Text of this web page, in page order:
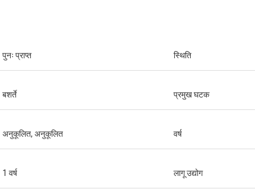
पुनः प्राप्त स्थिति
बशर्ते प्रमुख घटक
अनुकूलित, अनुकूलित वर्ष
1 वर्ष लागू उद्योग